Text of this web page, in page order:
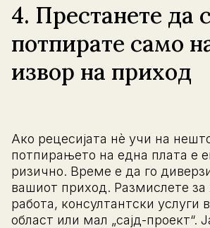
4. Престанете да
потпирате само
извор на приход
Ако рецесијата нè учи на
потпирањето на една плата е
ризично. Време е да го
вашиот приход. Размислете за
работа, консултантски услуги
област или мал „сајд-проект“.